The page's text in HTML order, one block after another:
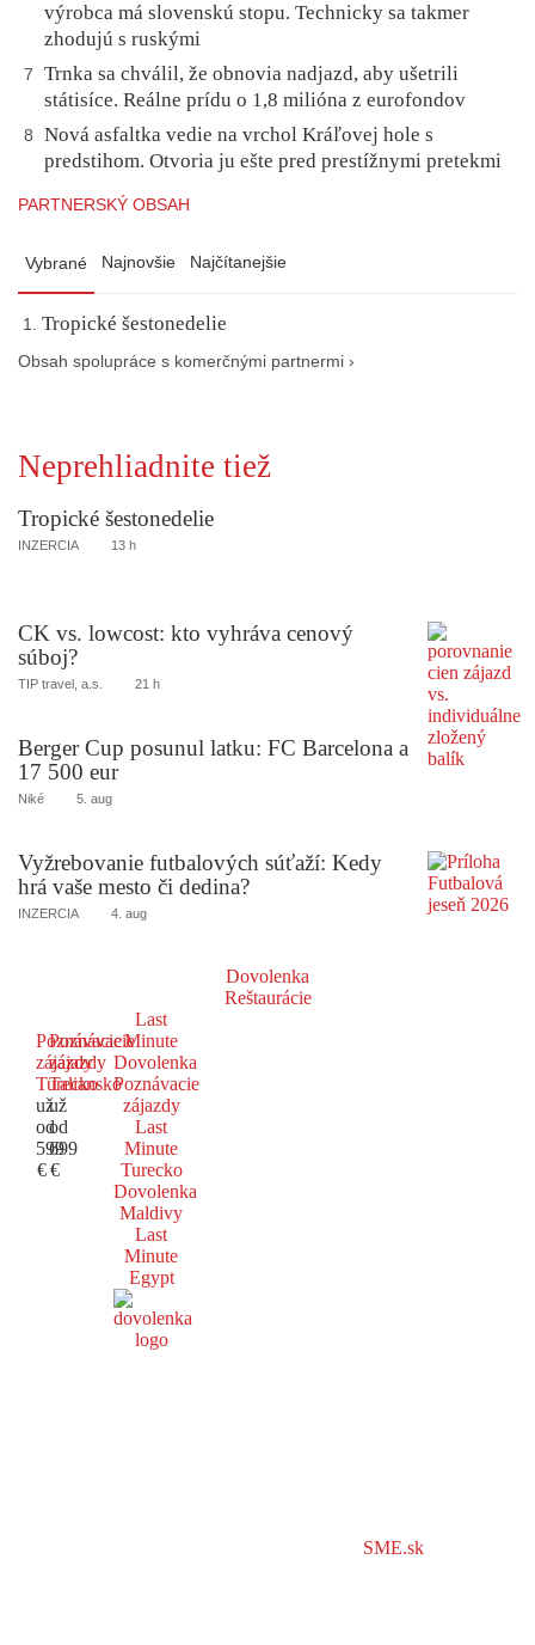
výrobca má slovenskú stopu. Technicky sa takmer
zhodujú s ruskými
7
Trnka sa chválil, že obnovia nadjazd, aby ušetrili
státisíce. Reálne prídu o 1,8 milióna z eurofondov
8
Nová asfaltka vedie na vrchol Kráľovej hole s
predstihom. Otvoria ju ešte pred prestížnymi pretekmi
PARTNERSKÝ OBSAH
Vybrané Najnovšie Najčítanejšie
Tropické šestonedelie
Obsah spolupráce s komerčnými partnermi ›
Neprehliadnite tiež
Tropické šestonedelie
INZERCIA 13 h
CK vs. lowcost: kto vyhráva cenový
súboj?
TIP travel, a.s. 21 h
Berger Cup posunul latku: FC Barcelona a
17 500 eur
Niké 5. aug
Vyžrebovanie futbalových súťaží: Kedy
hrá vaše mesto či dedina?
INZERCIA 4. aug
Dovolenka
Reštaurácie
Poznávacie
zájazdy
Turecko
už
od
599
€
Poznávacie
zájazdy
Taliansko
už
od
699
€
Last
Minute
Dovolenka
Poznávacie
zájazdy
Last
Minute
Turecko
Dovolenka
Maldivy
Last
Minute
Egypt
SME.sk